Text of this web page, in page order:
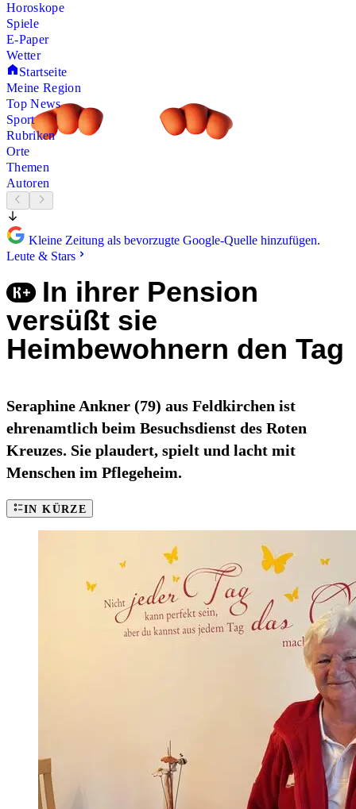
Horoskope
Spiele
E-Paper
Wetter
Startseite
Meine Region
Top News
Sport
Rubriken
Orte
Themen
Autoren
Kleine Zeitung als bevorzugte Google-Quelle hinzufügen.
Leute & Stars
In ihrer Pension
versüßt sie
Heimbewohnern den Tag
Seraphine Ankner (79) aus Feldkirchen ist
ehrenamtlich beim Besuchsdienst des Roten
Kreuzes. Sie plaudert, spielt und lacht mit
Menschen im Pflegeheim.
IN KÜRZE